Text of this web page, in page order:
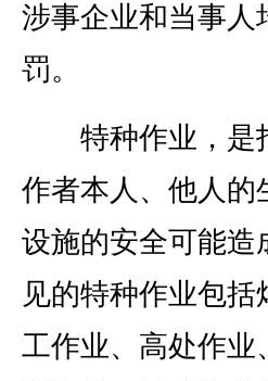
涉事企业和当事人
罚。
特种作业，是
作者本人、他人的
设施的安全可能造
见的特种作业包
工作业、高处作业